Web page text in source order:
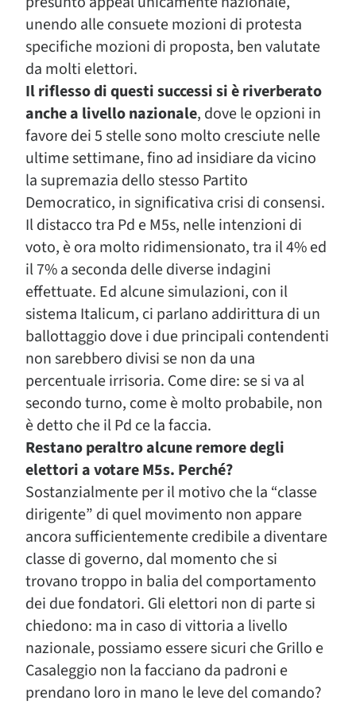
unendo alle consuete mozioni di protesta
specifiche mozioni di proposta, ben valutate
da molti elettori.
Il riflesso di questi successi si è riverberato
anche a livello nazionale, dove le opzioni in
favore dei 5 stelle sono molto cresciute nelle
ultime settimane, fino ad insidiare da vicino
la supremazia dello stesso Partito
Democratico, in significativa crisi di consensi.
Il distacco tra Pd e M5s, nelle intenzioni di
voto, è ora molto ridimensionato, tra il 4% ed
il 7% a seconda delle diverse indagini
effettuate. Ed alcune simulazioni, con il
sistema Italicum, ci parlano addirittura di un
ballottaggio dove i due principali contendenti
non sarebbero divisi se non da una
percentuale irrisoria. Come dire: se si va al
secondo turno, come è molto probabile, non
è detto che il Pd ce la faccia.
Restano peraltro alcune remore degli
elettori a votare M5s. Perché?
Sostanzialmente per il motivo che la “classe
dirigente” di quel movimento non appare
ancora sufficientemente credibile a diventare
classe di governo, dal momento che si
trovano troppo in balia del comportamento
dei due fondatori. Gli elettori non di parte si
chiedono: ma in caso di vittoria a livello
nazionale, possiamo essere sicuri che Grillo e
Casaleggio non la facciano da padroni e
prendano loro in mano le leve del comando?